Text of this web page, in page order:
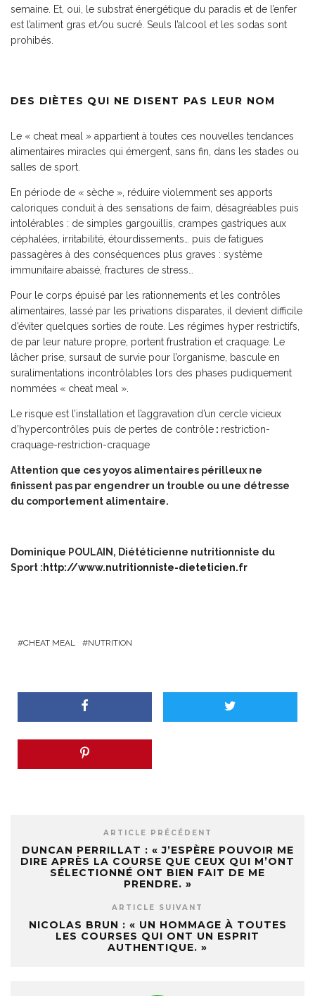
semaine. Et, oui, le substrat énergétique du paradis et de l’enfer
est l’aliment gras et/ou sucré. Seuls l’alcool et les sodas sont
prohibés.
DES DIÈTES QUI NE DISENT PAS LEUR NOM
Le « cheat meal » appartient à toutes ces nouvelles tendances
alimentaires miracles qui émergent, sans fin, dans les stades ou
salles de sport.
En période de « sèche », réduire violemment ses apports
caloriques conduit à des sensations de faim, désagréables puis
intolérables : de simples gargouillis, crampes gastriques aux
céphalées, irritabilité, étourdissements… puis de fatigues
passagères à des conséquences plus graves : système
immunitaire abaissé, fractures de stress…
Pour le corps épuisé par les rationnements et les contrôles
alimentaires, lassé par les privations disparates, il devient difficile
d’éviter quelques sorties de route. Les régimes hyper restrictifs,
de par leur nature propre, portent frustration et craquage. Le
lâcher prise, sursaut de survie pour l’organisme, bascule en
suralimentations incontrôlables lors des phases pudiquement
nommées « cheat meal ».
Le risque est l’installation et l’aggravation d’un cercle vicieux
d’hypercontrôles puis de pertes de contrôle : restriction-
craquage-restriction-craquage
Attention que ces yoyos alimentaires périlleux ne
finissent pas par engendrer un trouble ou une détresse
du comportement alimentaire.
Dominique POULAIN, Diététicienne nutritionniste du
Sport : http://www.nutritionniste-dieteticien.fr
CHEAT MEAL NUTRITION
ARTICLE PRÉCÉDENT
DUNCAN PERRILLAT : « J’ESPÈRE POUVOIR ME
DIRE APRÈS LA COURSE QUE CEUX QUI M’ONT
SÉLECTIONNÉ ONT BIEN FAIT DE ME
PRENDRE. »
ARTICLE SUIVANT
NICOLAS BRUN : « UN HOMMAGE À TOUTES
LES COURSES QUI ONT UN ESPRIT
AUTHENTIQUE. »